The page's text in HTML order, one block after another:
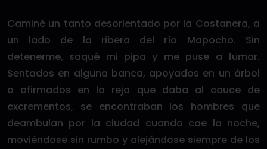
Caminé un tanto desorientado por la Costanera, a
un lado de la ribera del río Mapocho. Sin
detenerme, saqué mi pipa y me puse a fumar.
Sentados en alguna banca, apoyados en un árbol
o afirmados en la reja que daba al cauce de
excrementos, se encontraban los hombres que
deambulan por la ciudad cuando cae la noche,
moviéndose sin rumbo y alejándose siempre de los